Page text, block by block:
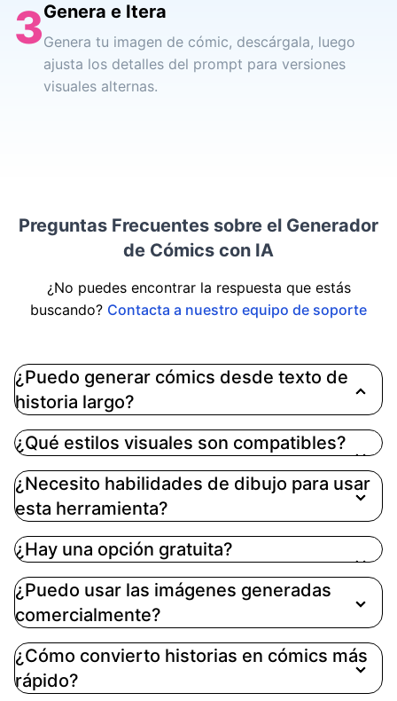
3Genera e Itera
Genera tu imagen de cómic, descárgala, luego
ajusta los detalles del prompt para versiones
visuales alternas.
Preguntas Frecuentes sobre el Generador
de Cómics con IA
¿No puedes encontrar la respuesta que estás
buscando? Contacta a nuestro equipo de soporte
¿Puedo generar cómics desde texto de
historia largo?
Sí. Puedes pegar prompts cortos o fragmentos de
historia más largos. Para mejores resultados,
enfoca cada generación en una escena a la vez.
¿Qué estilos visuales son compatibles?
¿Necesito habilidades de dibujo para usar
esta herramienta?
¿Hay una opción gratuita?
¿Puedo usar las imágenes generadas
comercialmente?
¿Cómo convierto historias en cómics más
rápido?